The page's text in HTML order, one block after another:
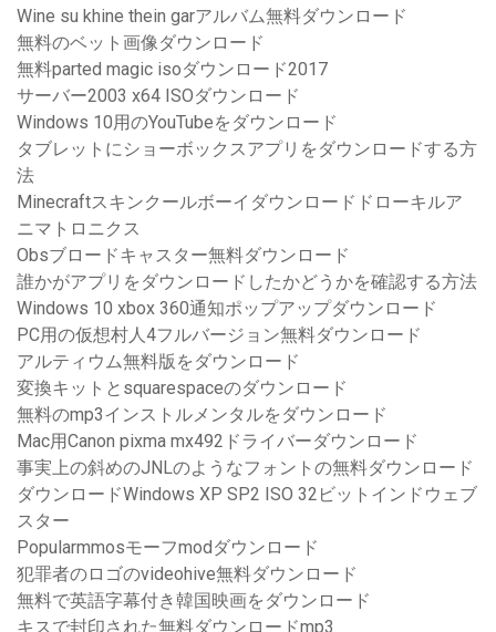
Wine su khine thein garアルバム無料ダウンロード
無料のベット画像ダウンロード
無料parted magic isoダウンロード2017
サーバー2003 x64 ISOダウンロード
Windows 10用のYouTubeをダウンロード
タブレットにショーボックスアプリをダウンロードする方
法
Minecraftスキンクールボーイダウンロードドローキルア
ニマトロニクス
Obsブロードキャスター無料ダウンロード
誰かがアプリをダウンロードしたかどうかを確認する方法
Windows 10 xbox 360通知ポップアップダウンロード
PC用の仮想村人4フルバージョン無料ダウンロード
アルティウム無料版をダウンロード
変換キットとsquarespaceのダウンロード
無料のmp3インストルメンタルをダウンロード
Mac用Canon pixma mx492ドライバーダウンロード
事実上の斜めのJNLのようなフォントの無料ダウンロード
ダウンロードWindows XP SP2 ISO 32ビットインドウェブ
スター
Popularmmosモーフmodダウンロード
犯罪者のロゴのvideohive無料ダウンロード
無料で英語字幕付き韓国映画をダウンロード
キスで封印された無料ダウンロードmp3